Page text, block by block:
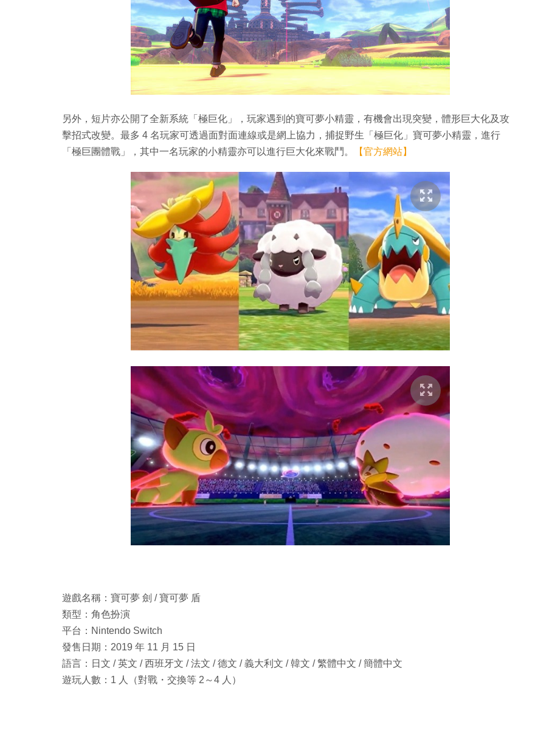
另外，短片亦公開了全新系統「極巨化」，玩家遇到的寶可夢小精靈，有機會出現突變，體形巨大化及攻
擊招式改變。最多 4 名玩家可透過面對面連線或是網上協力，捕捉野生「極巨化」寶可夢小精靈，進行
「極巨團體戰」，其中一名玩家的小精靈亦可以進行巨大化來戰鬥。
【官方網站】
遊戲名稱：寶可夢 劍 / 寶可夢 盾
類型：角色扮演
平台：Nintendo Switch
發售日期：2019 年 11 月 15 日
語言：日文 / 英文 / 西班牙文 / 法文 / 德文 / 義大利文 / 韓文 / 繁體中文 / 簡體中文
遊玩人數：1 人（對戰・交換等 2～4 人）